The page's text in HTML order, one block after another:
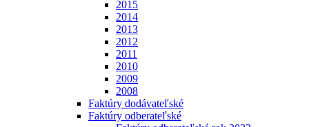
2015
2014
2013
2012
2011
2010
2009
2008
Faktúry dodávateľské
Faktúry odberateľské